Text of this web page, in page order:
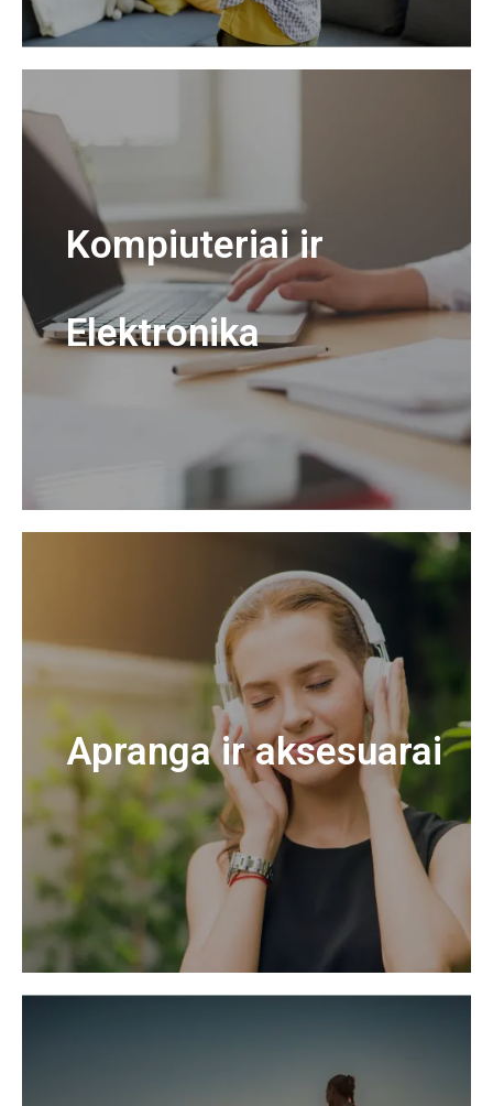
Kompiuteriai ir
Elektronika
Apranga ir aksesuarai